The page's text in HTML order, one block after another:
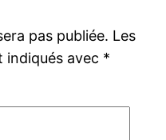
pas publiée. Les
indiqués avec *